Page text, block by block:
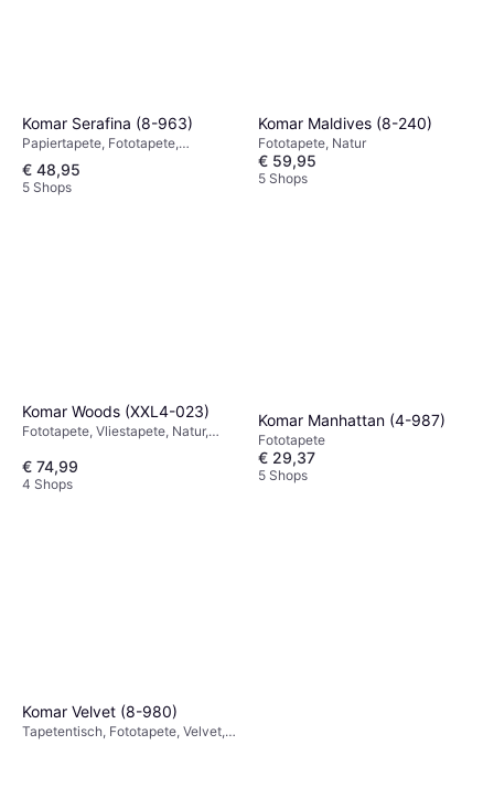
Komar Serafina (8-963)
Papiertapete, Fototapete,
Vliestapete, Tapetentisch, Imagine
Edition 3, Gemustert, Blumen
€ 48,95
5 Shops
Komar Maldives (8-240)
Fototapete, Natur
€ 59,95
5 Shops
Komar Woods (XXL4-023)
Fototapete, Vliestapete, Natur,
€ 74,99
4 Shops
Komar Manhattan (4-987)
Fototapete
€ 29,37
5 Shops
Komar Velvet (8-980)
Tapetentisch, Fototapete, Velvet,